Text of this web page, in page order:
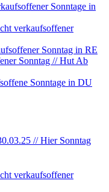
Sonntage in
verkaufsoffener
Sonntag in RE
Sonntag // Hut Ab
Sonntage in DU
// Hier Sonntag
verkaufsoffener